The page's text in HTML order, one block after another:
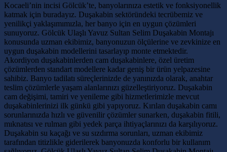
Kocaeli’nin incisi Gölcük’te, banyolarınıza estetik ve fonksiyonellik
katmak için buradayız. Duşakabin sektöründeki tecrübemiz ve
yenilikçi yaklaşımımızla, her banyo için en uygun çözümleri
sunuyoruz. Gölcük Ulaşlı Yavuz Sultan Selim Duşakabin Montajı
konusunda uzman ekibimiz, banyonuzun ölçülerine ve zevkinize en
uygun duşakabin modellerini tasarlayıp monte etmektedir.
Akordiyon duşakabinlerden cam duşakabinlere, özel üretim
çözümlerden standart modellere kadar geniş bir ürün yelpazesine
sahibiz. Banyo tadilatı süreçlerinizde de yanınızda olarak, anahtar
teslim çözümlerle yaşam alanlarınızı güzelleştiriyoruz. Duşakabin
cam değişimi, tamiri ve yenileme gibi hizmetlerimizle mevcut
duşakabinlerinizi ilk günkü gibi yapıyoruz. Kırılan duşakabin camı
sorunlarınızda hızlı ve güvenilir çözümler sunarken, duşakabin fitili,
mıknatısı ve rulman gibi yedek parça ihtiyaçlarınızı da karşılıyoruz.
Duşakabin su kaçağı ve su sızdırma sorunları, uzman ekibimiz
tarafından titizlikle giderilerek banyonuzda konforlu bir kullanım